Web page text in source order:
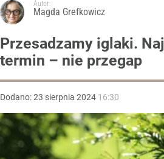
Autor:
Magda Grefkowicz
Przesadzamy iglaki.
termin – nie przegap
Dodano:23 sierpnia 2024 16:30